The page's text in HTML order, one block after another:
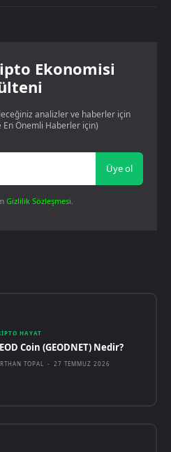
Ekonomisi
analizler ve haberler için
En Önemli Haberler için)
Üye ol
Gizlilik Sözleşmesi.
HAYAT
Coin (GEODNET) Nedir?
TOPAL - 27 TEMMUZ 2026